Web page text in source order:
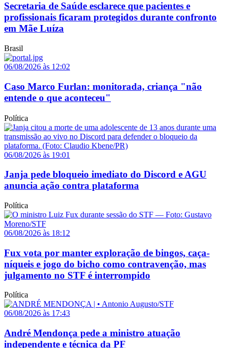
Secretaria de Saúde esclarece que pacientes e
profissionais ficaram protegidos durante confronto
em Mãe Luíza
Brasil
06/08/2026 às 12:02
Caso Marco Furlan: monitorada, criança "não
entende o que aconteceu"
Política
06/08/2026 às 19:01
Janja pede bloqueio imediato do Discord e AGU
anuncia ação contra plataforma
Política
06/08/2026 às 18:12
Fux vota por manter exploração de bingos, caça-
níqueis e jogo do bicho como contravenção, mas
julgamento no STF é interrompido
Política
06/08/2026 às 17:43
André Mendonça pede a ministro atuação
independente e técnica da PF